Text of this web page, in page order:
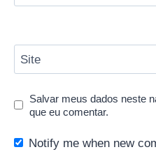
Site
Salvar meus dados neste
que eu comentar.
Notify me when new